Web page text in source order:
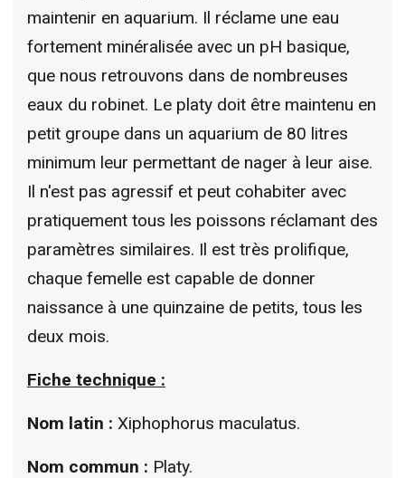
maintenir en aquarium. Il réclame une eau
fortement minéralisée avec un pH basique,
que nous retrouvons dans de nombreuses
eaux du robinet. Le platy doit être maintenu en
petit groupe dans un aquarium de 80 litres
minimum leur permettant de nager à leur aise.
Il n'est pas agressif et peut cohabiter avec
pratiquement tous les poissons réclamant des
paramètres similaires. Il est très prolifique,
chaque femelle est capable de donner
naissance à une quinzaine de petits, tous les
deux mois.
Fiche technique :
Nom latin : Xiphophorus maculatus.
Nom commun : Platy.